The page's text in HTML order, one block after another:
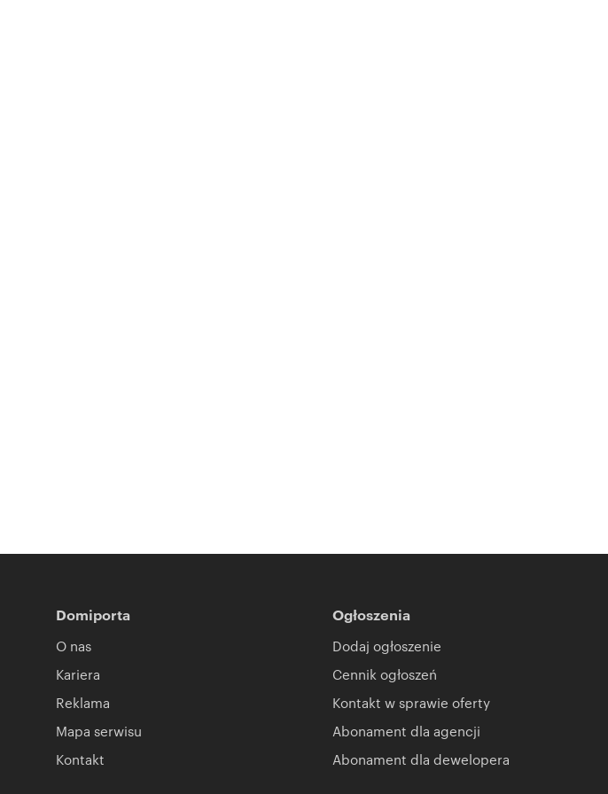
Domiporta
O nas
Kariera
Reklama
Mapa serwisu
Kontakt
Ogłoszenia
Dodaj ogłoszenie
Cennik ogłoszeń
Kontakt w sprawie oferty
Abonament dla agencji
Abonament dla dewelopera